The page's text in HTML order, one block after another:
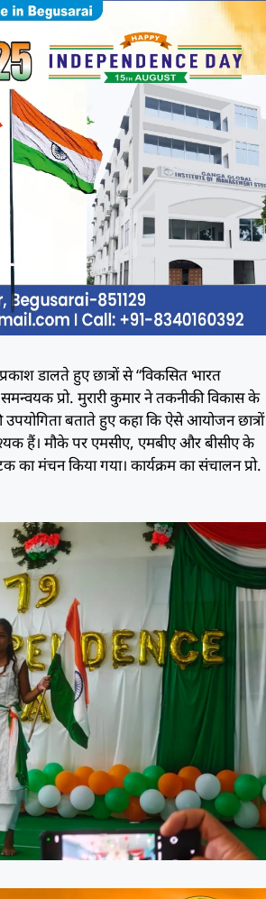
डालते हुए छात्रों से “विकसित भारत
प्रो. मुरारी कुमार ने तकनीकी विकास के
उपयोगिता बताते हुए कहा कि ऐसे आयोजन छात्रों
हैं। मौके पर एमसीए, एमबीए और बीसीए के
का मंचन किया गया। कार्यक्रम का संचालन प्रो.